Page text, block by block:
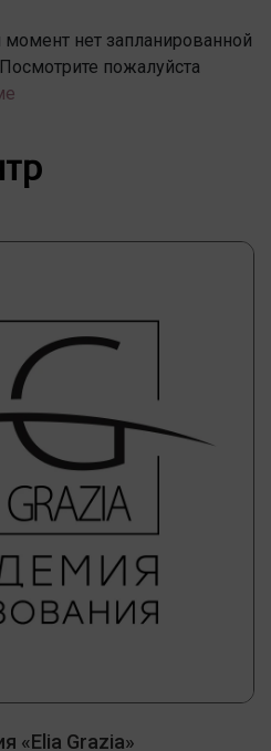
нет запланированной
пожалуйста
«Elia Grazia»